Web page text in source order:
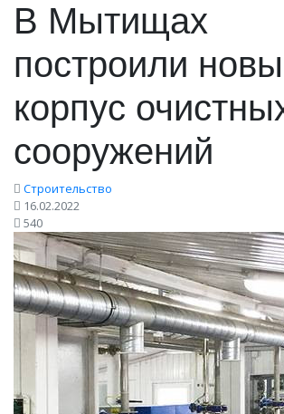
В Мытищах
построили
корпус
сооружений
Строительство
16.02.2022
540